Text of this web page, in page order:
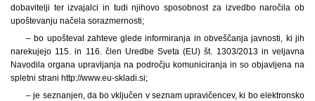
dobavitelji ter izvajalci in tudi njihovo sposobnost za izvedbo naročila ob
upoštevanju načela sorazmernosti;
– bo upošteval zahteve glede informiranja in obveščanja javnosti, ki jih
narekujejo 115. in 116. člen Uredbe Sveta (EU) št. 1303/2013 in veljavna
Navodila organa upravljanja na področju komuniciranja in so objavljena na
spletni strani http://www.eu-skladi.si;
– je seznanjen, da bo vključen v seznam upravičencev, ki bo elektronsko